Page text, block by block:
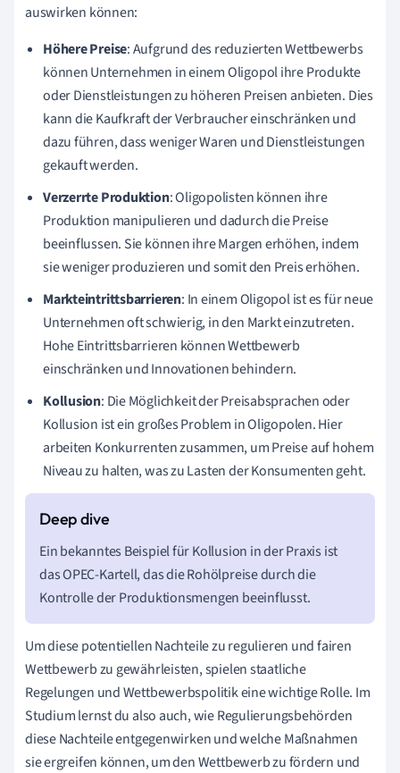
auswirken können:
Höhere Preise: Aufgrund des reduzierten Wettbewerbs
können Unternehmen in einem Oligopol ihre Produkte
oder Dienstleistungen zu höheren Preisen anbieten. Dies
kann die Kaufkraft der Verbraucher einschränken und
dazu führen, dass weniger Waren und Dienstleistungen
gekauft werden.
Verzerrte Produktion: Oligopolisten können ihre
Produktion manipulieren und dadurch die Preise
beeinflussen. Sie können ihre Margen erhöhen, indem
sie weniger produzieren und somit den Preis erhöhen.
Markteintrittsbarrieren: In einem Oligopol ist es für neue
Unternehmen oft schwierig, in den Markt einzutreten.
Hohe Eintrittsbarrieren können Wettbewerb
einschränken und Innovationen behindern.
Kollusion: Die Möglichkeit der Preisabsprachen oder
Kollusion ist ein großes Problem in Oligopolen. Hier
arbeiten Konkurrenten zusammen, um Preise auf hohem
Niveau zu halten, was zu Lasten der Konsumenten geht.
Ein bekanntes Beispiel für Kollusion in der Praxis ist
das OPEC-Kartell, das die Rohölpreise durch die
Kontrolle der Produktionsmengen beeinflusst.
Um diese potentiellen Nachteile zu regulieren und fairen
Wettbewerb zu gewährleisten, spielen staatliche
Regelungen und Wettbewerbspolitik eine wichtige Rolle. Im
Studium lernst du also auch, wie Regulierungsbehörden
diese Nachteile entgegenwirken und welche Maßnahmen
sie ergreifen können, um den Wettbewerb zu fördern und